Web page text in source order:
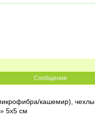
Сообщение
кашемир),
5х5 см